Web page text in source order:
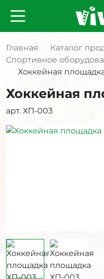
Главная
Каталог
Спортивное
Хоккейная
Хоккейная
арт. ХП-003